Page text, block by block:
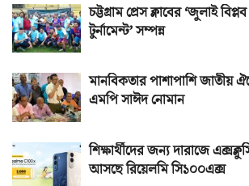
চট্টগ্রাম প্রেস ক্লাবের ‘জুলাই
টুর্নামেন্ট’ সম্পন্ন
মানবিকতার পাশাপাশি জাতীয়
এমপি সাঈদ নোমান
শিক্ষার্থীদের জন্য দারাজে
আসছে রিয়েলমি সি১০০এক্স